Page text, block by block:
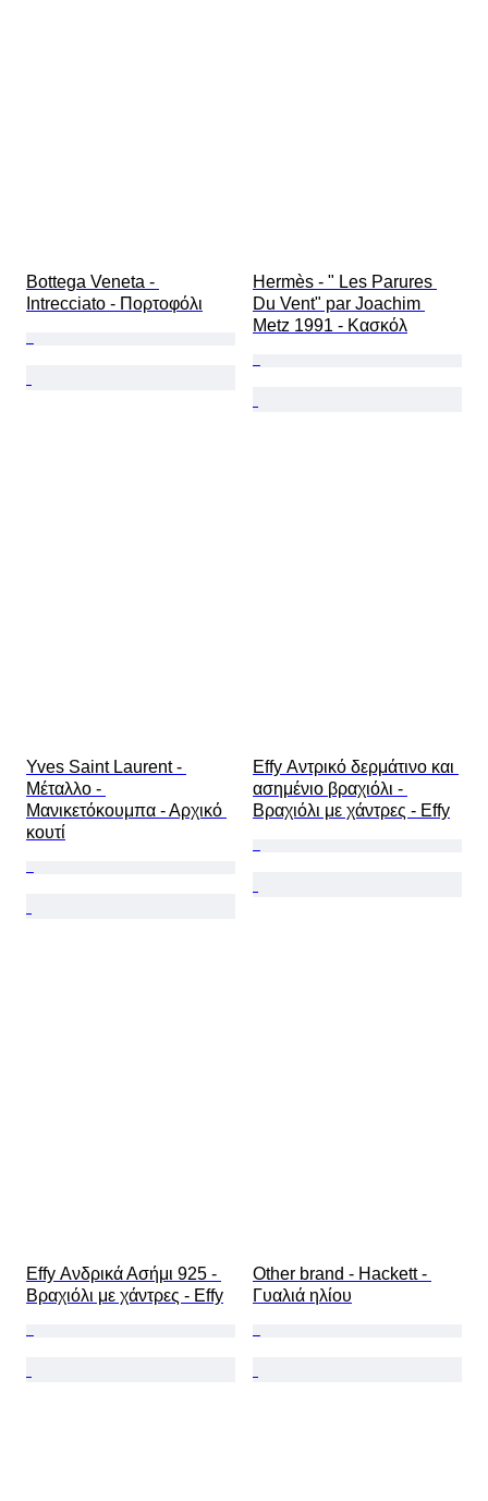
Bottega Veneta -
Intrecciato - Πορτοφόλι
Hermès - " Les Parures
Du Vent" par Joachim
Metz 1991 - Κασκόλ
Yves Saint Laurent -
Μέταλλο -
Μανικετόκουμπα - Αρχικό
κουτί
Effy Αντρικό δερμάτινο και
ασημένιο βραχιόλι -
Βραχιόλι με χάντρες - Effy
Effy Ανδρικά Ασήμι 925 -
Βραχιόλι με χάντρες - Effy
Other brand - Hackett -
Γυαλιά ηλίου